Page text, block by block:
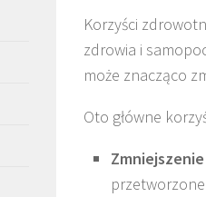
Korzyści
zdrowia i
może znacząco
Oto główne